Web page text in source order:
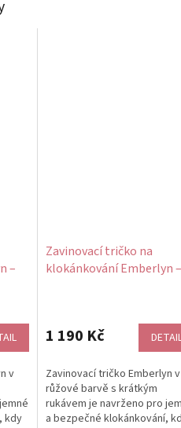
–
v
kdy
Zavinovací tričko na
klokánkování Emberlyn –
1 190 Kč
Zavinovací tričko Emberlyn v
růžové barvě s krátkým
rukávem je navrženo pro
a bezpečné klokánkování,